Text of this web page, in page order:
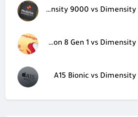
Dimensity 9000 vs Dimensity 9000 Plus
Snapdragon 8 Gen 1 vs Dimensity 9000 Plus
A15 Bionic vs